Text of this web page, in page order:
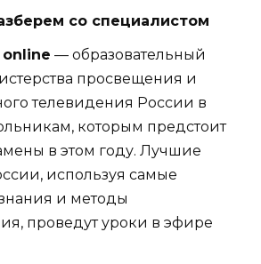
со специалистом
— образовательный
просвещения и
телевидения России в
которым предстоит
в этом году. Лучшие
используя самые
и методы
проведут уроки в эфире